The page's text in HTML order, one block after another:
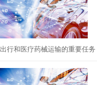
出行和医疗药械运输的重要任务